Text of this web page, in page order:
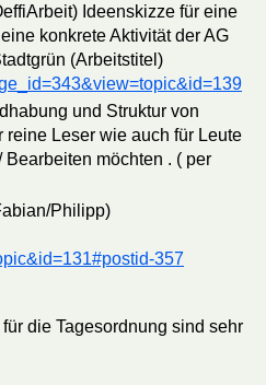
Ideenskizze für eine
konkrete Aktivität der AG
(Arbeitstitel)
und Struktur von
reine Leser wie auch für Leute
möchten . ( per
Philipp)
357
die Tagesordnung sind sehr